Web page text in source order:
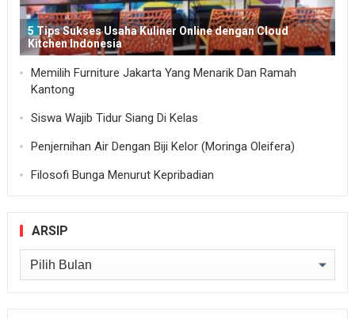
5 Tips Sukses Usaha Kuliner Online dengan Cloud
Kitchen Indonesia
Memilih Furniture Jakarta Yang Menarik Dan Ramah
Kantong
Siswa Wajib Tidur Siang Di Kelas
Penjernihan Air Dengan Biji Kelor (Moringa Oleifera)
Filosofi Bunga Menurut Kepribadian
ARSIP
Arsip